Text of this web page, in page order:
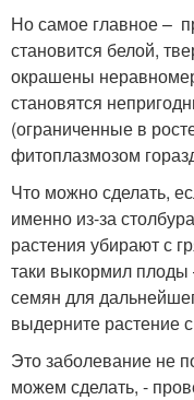
Но самое главное –
становится белой,
окрашены
становятся
(ограниченные в
фитоплазмозом
Что можно сделать,
именно из-за
растения убирают с
таки выкормил плоды
семян для
выдерните растение
Это заболевание не
можем сделать, -